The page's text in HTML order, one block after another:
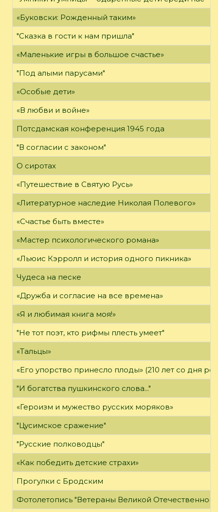
«Буковски: Рожденный таким»
"Сказка в гости к нам пришла"
«Маленькие игры в большое счастье»
"Под алыми парусами"
«Особые дети»
«В любви и войне»
Потсдамская конференция 1945 года
"В согласии с законом"
О сиротах
«Путешествие в Святую Русь»
«Литературное наследие Николая Полевого»
«Счастье быть вместе»
«Мастер психологического романа»
«Льюис Кэрролл и история одного пикника»
Чудеса на песке
«Дружба и согласие на все времена»
«Я и любимая книга моя!»
"Не тот поэт, кто рифмы плесть умеет"
«Тальцы»
«Его упорство принесло плоды» (210 лет со дня
"И богатства пушкинского слова..."
«Героизм и мужество русских моряков»
"Цусимское сражение"
"Русские полководцы"
«Как победить детские страхи»
Прогулки с Бродским
Фотолетопись "Ветераны Великой Отечественной